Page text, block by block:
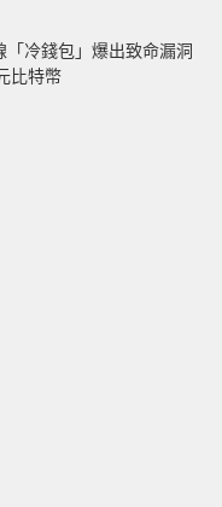
「冷錢包」爆出致命漏洞
比特幣